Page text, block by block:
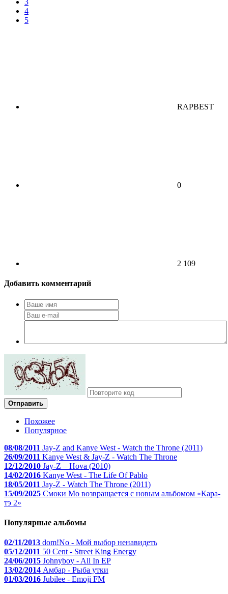
3
4
5
RAPBEST
0
2 109
Добавить комментарий
Отправить
Похожее
Популярное
08/08/2011 Jay-Z and Kanye West - Watch the Throne (2011)
26/09/2011 Kanye West & Jay-Z - Watch The Throne
12/12/2010 Jay-Z – Hova (2010)
14/02/2016 Kanye West - The Life Of Pablo
18/05/2011 Jay-Z - Watch The Throne (2011)
15/09/2025 Смоки Мо возвращается с новым альбомом «Кара-
тэ 2»
Популярные альбомы
02/11/2013 dom!No - Мой выбор ненавидеть
05/12/2011 50 Cent - Street King Energy
24/06/2015 Johnyboy - All In EP
13/02/2014 Амбар - Рыба утки
01/03/2016 Jubilee - Emoji FM